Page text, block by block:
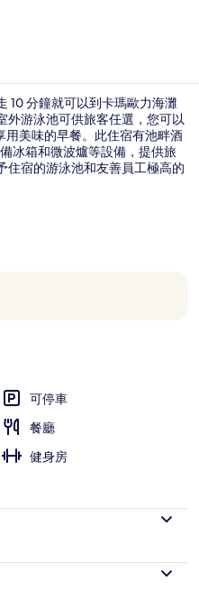
10 分鐘就可以到卡瑪歐力海灘
外游泳池可供旅客任選，您可以
用美味的早餐。此住宿有池畔酒
冰箱和微波爐等設備，提供旅
住宿的游泳池和友善員工極高的
可停車
餐廳
健身房